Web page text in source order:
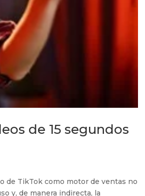
de 15 segundos
de TikTok como motor de ventas no
y, de manera indirecta, la